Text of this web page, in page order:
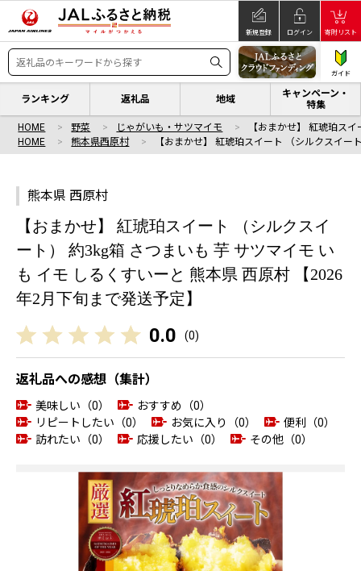
新規登録 ログイン 寄附リスト
ガイド
ランキング 返礼品 地域
キャンペーン・
特集
HOME 野菜 じゃがいも・サツマイモ
【おまかせ】 紅琥珀ス
HOME
熊本県西原村 【おまかせ】 紅琥珀スイート （シルクスイー
熊本県 西原村
【おまかせ】 紅琥珀スイート （シルクスイ
ート） 約3kg箱 さつまいも 芋 サツマイモ い
も イモ しるくすいーと 熊本県 西原村 【2026
年2月下旬まで発送予定】
0.0 (0)
返礼品への感想（集計）
美味しい（0）
おすすめ（0）
リピートしたい（0）
お気に入り（0）
便利（0）
訪れたい（0）
応援したい（0） その他（0）